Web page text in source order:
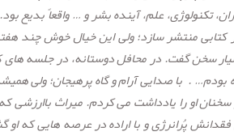
تکنولوژی، علم، آینده بشر و … واقعاً بدیع
کتابی منتشر سازد؛ ولی این خیال خوش چند
سخن گفت. در محافل دوستانه، در جلسه های
بودم… . با صدایی آرام و گاه پرهیجان؛ ولی
سخنان او را یادداشت می کردم. میراث باارزشی که
پُرانرژی و با اراده در عرصه هایی که او